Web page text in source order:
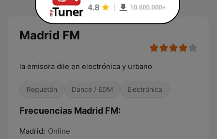
Madrid FM
la emisora dile en electrónica y urbano
Reguetón Dance / EDM Electrónica
Frecuencias Madrid FM:
Madrid: Online